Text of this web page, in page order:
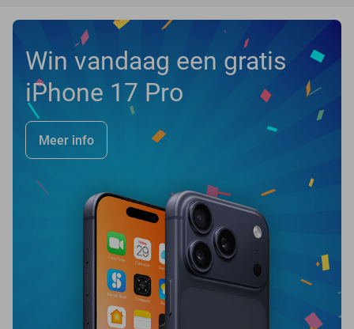
Win vandaag een gratis
iPhone 17 Pro
Meer info